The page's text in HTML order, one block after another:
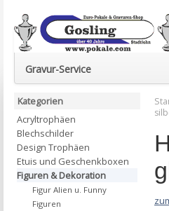
Euro-Pokale & Gravur-Shop
Gravur-Service
Kategorien
Acryltrophäen
Blechschilder
Design Trophäen
Etuis und Geschenkboxen
Figuren & Dekoration
Figur Alien u. Funny
Figuren